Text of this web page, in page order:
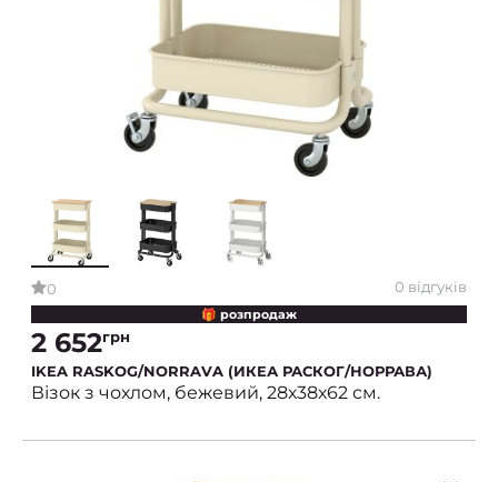
0 0 відгуків
🎁 розпродаж
2 652грн
IKEA RASKOG/NORRAVA (ИКЕА РАСКОГ/НОРРАВА)
Візок з чохлом, бежевий, 28х38х62 см.